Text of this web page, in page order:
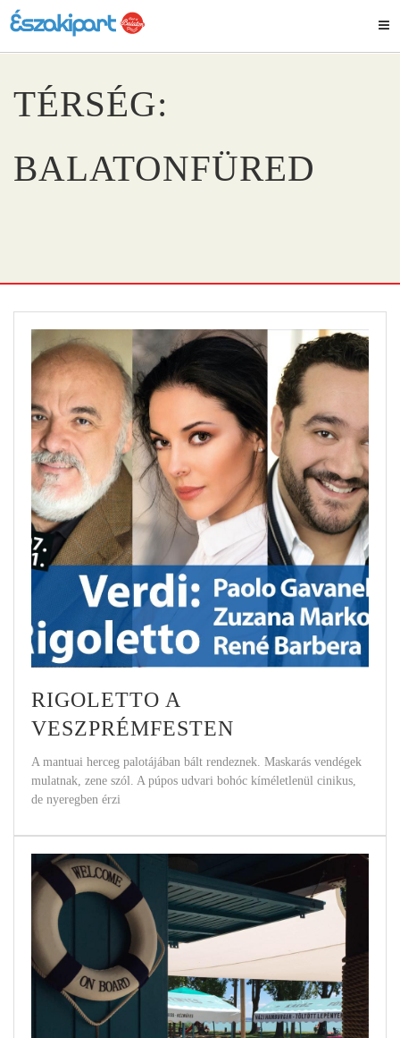
TÉRSÉG:
BALATONFÜRED
RIGOLETTO A
VESZPRÉMFESTEN
A mantuai herceg palotájában bált rendeznek. Maskarás vendégek
mulatnak, zene szól. A púpos udvari bohóc kíméletlenül cinikus,
de nyeregben érzi